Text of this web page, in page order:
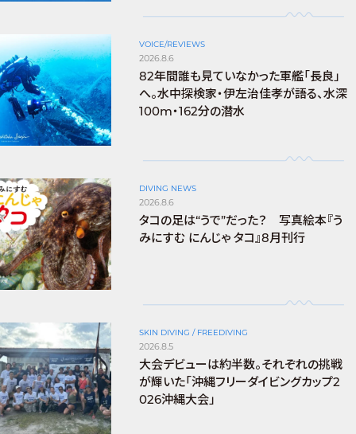
VOICE/REVIEWS
2026.8.6
82年間誰も見ていなかった軍艦「長良」
へ。水中探検家・伊左治佳孝が語る、水深
100m・162分の潜水
DIVING NEWS
2026.8.6
タコの足は“うで”だった？ 写真絵本『う
みにすむ にんじゃ タコ』8月刊行
SKIN DIVING / FREEDIVING
2026.8.5
大会デビューは約半数。それぞれの挑戦
が輝いた「沖縄フリーダイビングカップ2
026沖縄大会」